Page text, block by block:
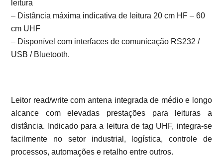
leitura
– Distância máxima indicativa de leitura 20 cm HF – 60
cm UHF
– Disponível com interfaces de comunicação RS232 /
USB / Bluetooth.
Leitor read/write com antena integrada de médio e longo
alcance com elevadas prestações para leituras a
distância. Indicado para a leitura de tag UHF, integra-se
facilmente no setor industrial, logística, controle de
processos, automações e retalho entre outros.